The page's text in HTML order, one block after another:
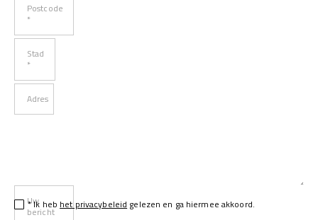
Postcode
*
Stad
*
Adres
Uw
bericht
* Ik heb het privacybeleid gelezen en ga hiermee akkoord.